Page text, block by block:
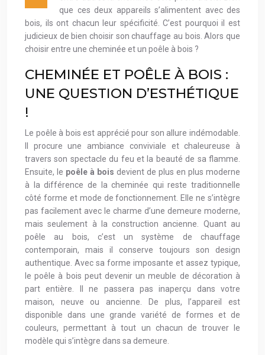
que ces deux appareils s’alimentent avec des
bois, ils ont chacun leur spécificité. C’est pourquoi il est
judicieux de bien choisir son chauffage au bois. Alors que
choisir entre une cheminée et un poêle à bois ?
CHEMINÉE ET POÊLE À BOIS :
UNE QUESTION D’ESTHÉTIQUE
!
Le poêle à bois est apprécié pour son allure indémodable.
Il procure une ambiance conviviale et chaleureuse à
travers son spectacle du feu et la beauté de sa flamme.
Ensuite, le poêle à bois devient de plus en plus moderne
à la différence de la cheminée qui reste traditionnelle
côté forme et mode de fonctionnement. Elle ne s’intègre
pas facilement avec le charme d’une demeure moderne,
mais seulement à la construction ancienne. Quant au
poêle au bois, c’est un système de chauffage
contemporain, mais il conserve toujours son design
authentique. Avec sa forme imposante et assez typique,
le poêle à bois peut devenir un meuble de décoration à
part entière. Il ne passera pas inaperçu dans votre
maison, neuve ou ancienne. De plus, l’appareil est
disponible dans une grande variété de formes et de
couleurs, permettant à tout un chacun de trouver le
modèle qui s’intègre dans sa demeure.